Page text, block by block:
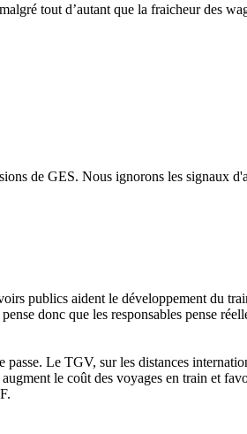
tout d’autant que la fraicheur des
de GES. Nous ignorons les signaux
publics aident le développement du
pense donc que les responsables pense
Le TGV, sur les distances
le coût des voyages en train et